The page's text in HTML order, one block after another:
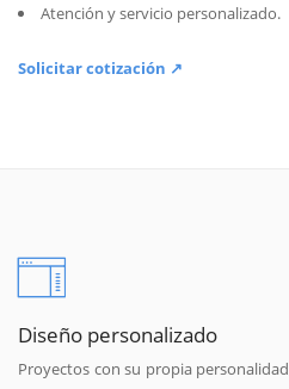
Atención y servicio personalizado.
Solicitar cotización ↗
Diseño personalizado
Proyectos con su propia